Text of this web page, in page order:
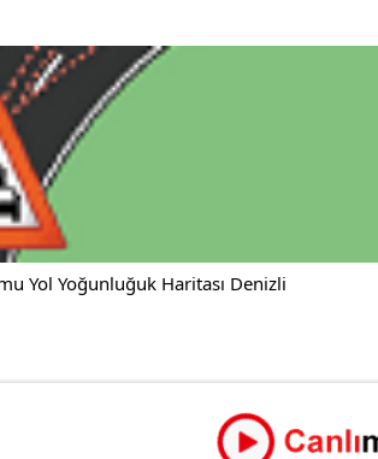
Yol Yoğunluğuk Haritası Denizli